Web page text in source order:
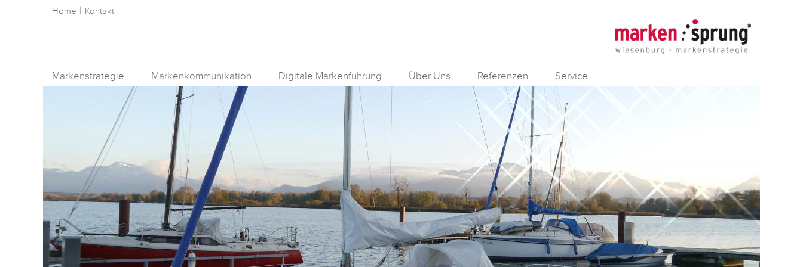
Markenstrategie Markenkommunikation Digitale Markenführung Über Uns Referenzen Service
Home | Kontakt